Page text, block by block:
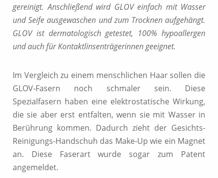
gereinigt. Anschließend wird GLOV einfach mit Wasser
und Seife ausgewaschen und zum Trocknen aufgehängt.
GLOV ist dermatologisch getestet, 100% hypoallergen
und auch für Kontaktlinsenträgerinnen geeignet.
Im Vergleich zu einem menschlichen Haar sollen die
GLOV-Fasern noch schmaler sein. Diese
Spezialfasern haben eine elektrostatische Wirkung,
die sie aber erst entfalten, wenn sie mit Wasser in
Berührung kommen. Dadurch zieht der Gesichts-
Reinigungs-Handschuh das Make-Up wie ein Magnet
an. Diese Faserart wurde sogar zum Patent
angemeldet.